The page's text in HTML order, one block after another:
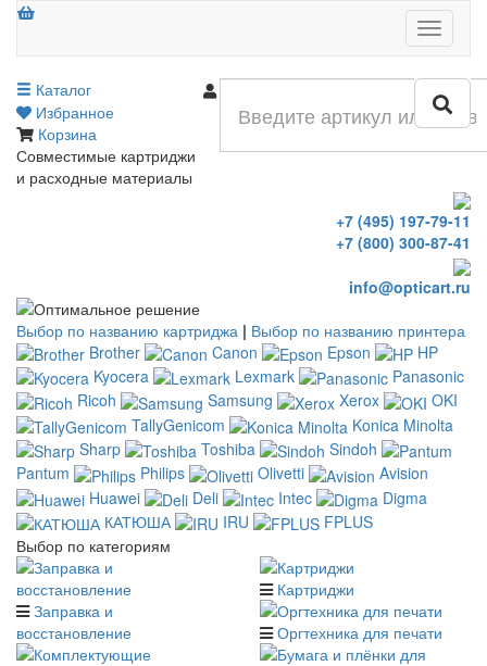
Меню
Каталог
Избранное
Корзина
Совместимые картриджи
и расходные материалы
+7 (495) 197-79-11
+7 (800) 300-87-41
info@opticart.ru
Выбор по названию картриджа | Выбор по названию принтера
Brother
Canon Epson
HP
Kyocera
Lexmark
Panasonic
Ricoh
Samsung Xerox
OKI
TallyGenicom
Konica Minolta
Sharp
Toshiba
Sindoh
Pantum
Philips Olivetti
Avision
Huawei
Deli Intec
Digma
КАТЮША
IRU
FPLUS
Выбор по категориям
Заправка и
восстановление
Картриджи
Оргтехника для печати